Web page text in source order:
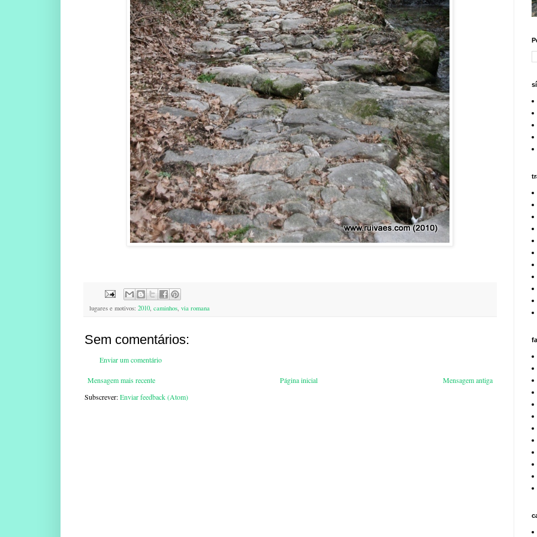
lugares e motivos: 2010, caminhos, via romana
Sem comentários:
Enviar um comentário
Mensagem mais recente Mensagem antiga
Página inicial
Subscrever:Enviar feedback (Atom)